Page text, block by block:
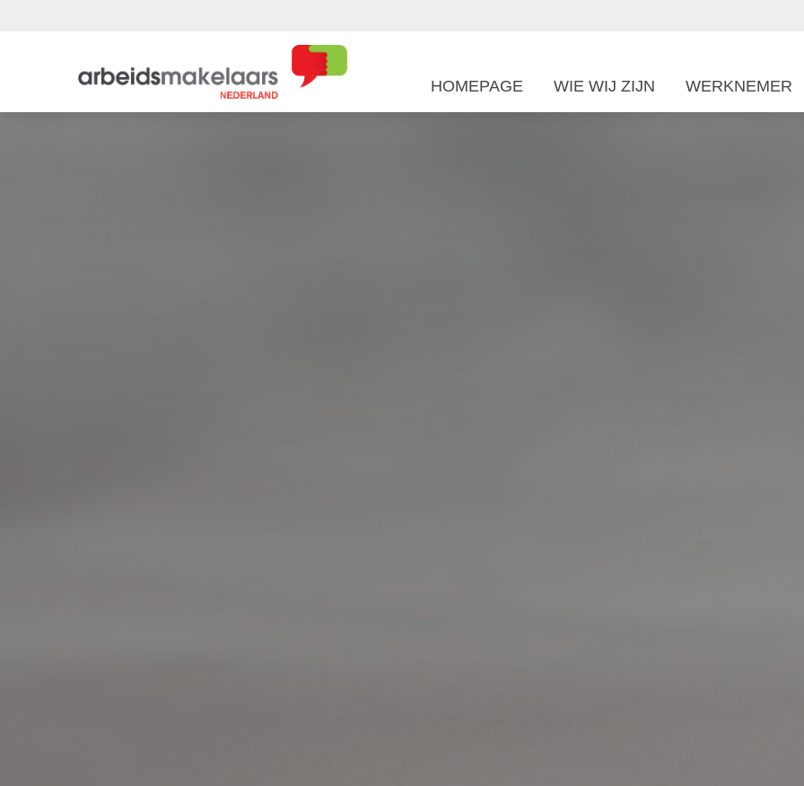
HOMEPAGE WIE WIJ ZIJN WERKNEMER